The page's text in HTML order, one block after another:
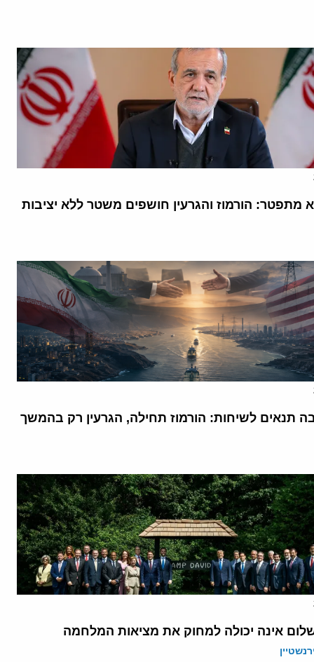
מתפטר: הורמוז והגרעין חושפים משטר ללא יציבות
תנאים לשיחות: הורמוז תחילה, הגרעין רק בהמשך
אינה יכולה למחוק את מציאות המלחמה